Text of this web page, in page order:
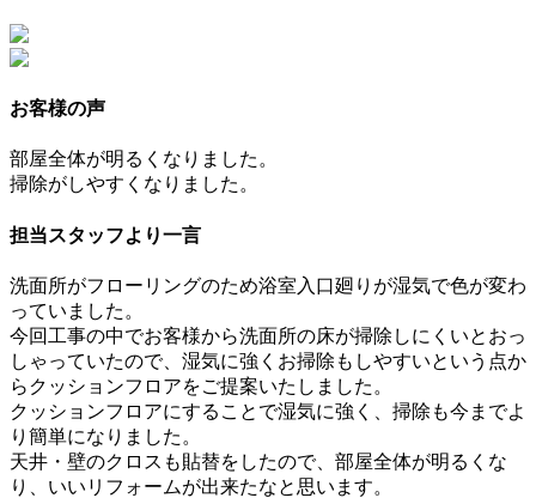
お客様の声
部屋全体が明るくなりました。
掃除がしやすくなりました。
担当スタッフより一言
洗面所がフローリングのため浴室入口廻りが湿気で色が変わ
っていました。
今回工事の中でお客様から洗面所の床が掃除しにくいとおっ
しゃっていたので、湿気に強くお掃除もしやすいという点か
らクッションフロアをご提案いたしました。
クッションフロアにすることで湿気に強く、掃除も今までよ
り簡単になりました。
天井・壁のクロスも貼替をしたので、部屋全体が明るくな
り、いいリフォームが出来たなと思います。